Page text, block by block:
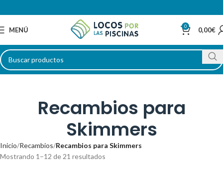
MENÚ 0 0,00€
Recambios para
Skimmers
Inicio Recambios Recambios para Skimmers
Mostrando 1–12 de 21 resultados